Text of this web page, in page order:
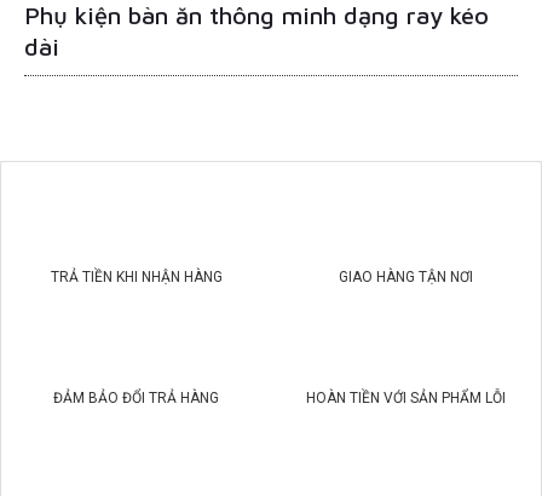
Phụ kiện bàn ăn thông minh dạng ray kéo
dài
TRẢ TIỀN KHI NHẬN HÀNG GIAO HÀNG TẬN NƠI
ĐẢM BẢO ĐỔI TRẢ HÀNG HOÀN TIỀN VỚI SẢN PHẨM LỖI